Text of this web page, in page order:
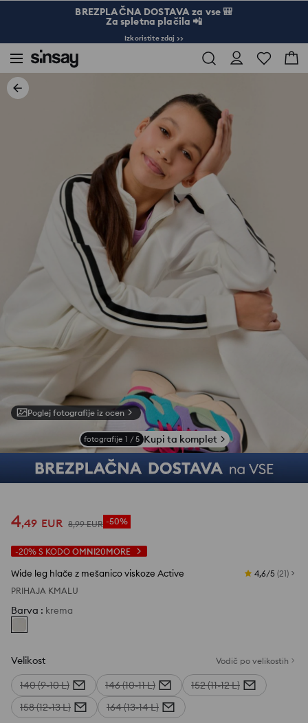
BREZPLAČNA DOSTAVA za vse 🎒
Za spletna plačila 📲
Izkoristite zdaj >>
Poglej fotografije iz ocen
fotografije 1 / 5 Kupi ta komplet
4,49 EUR 8,99 EUR -50%
-20% S KODO OMNI20MORE
Wide leg hlače z mešanico viskoze Active 4,6/5 (21)
PRIHAJA KMALU
Barva : krema
Velikost Vodič po velikostih
140 (9-10 L) 146 (10-11 L)
152 (11-12 L)
158 (12-13 L)
164 (13-14 L)